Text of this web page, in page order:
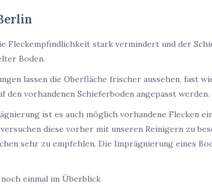
Fleckempfindlichkeit stark vermindert und der
Boden.
lassen die Oberfläche frischer aussehen, fast
den vorhandenen Schieferboden angepasst werden.
ist es auch möglich vorhandene Flecken
diese vorher mit unseren Reinigern zu
sehr zu empfehlen. Die Imprägnierung eines
einmal im Überblick